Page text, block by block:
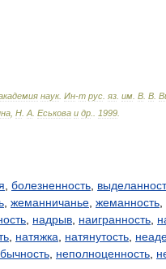
наук. Ин-т рус яз им В В
Н А Еськова и др 1999
болезненность
жеманничанье жеманность
надрыв наигранность
натяжка натянутость
неполноценность